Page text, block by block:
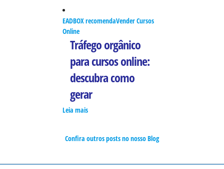
EADBOX recomendaVender Cursos
Online
Tráfego orgânico
para cursos online:
descubra como
gerar
Leia mais
Confira outros posts no nosso Blog